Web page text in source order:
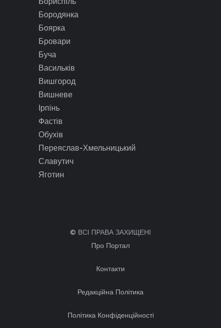
Бородянка
Боярка
Бровари
Буча
Васильків
Вишгород
Вишневе
Ірпінь
Фастів
Обухів
Переяслав-Хмельницький
Славутич
Яготин
© ВСІ ПРАВА ЗАХИЩЕНІ
Про Портал
Контакти
Редакційна Політика
Політика Конфіденційності